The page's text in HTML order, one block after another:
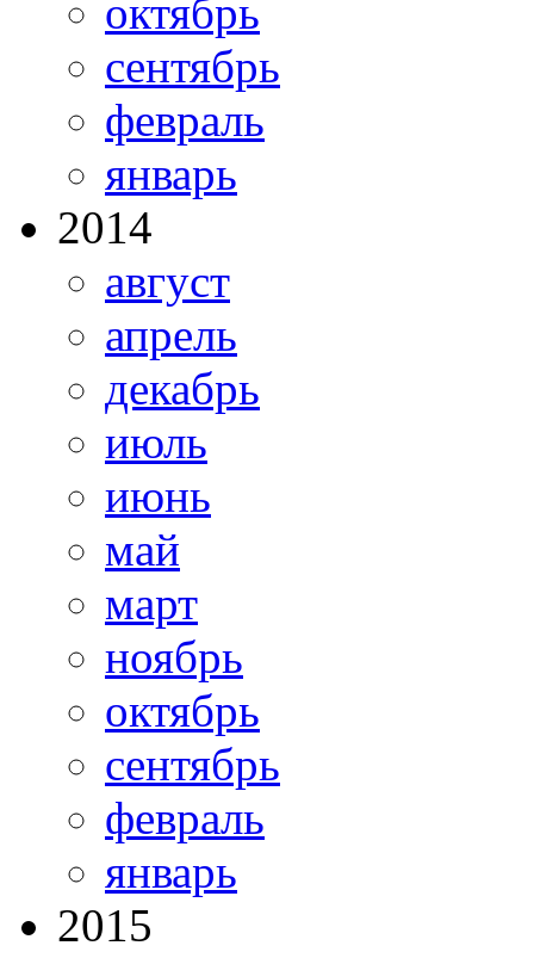
октябрь
сентябрь
февраль
январь
2014
август
апрель
декабрь
июль
июнь
май
март
ноябрь
октябрь
сентябрь
февраль
январь
2015